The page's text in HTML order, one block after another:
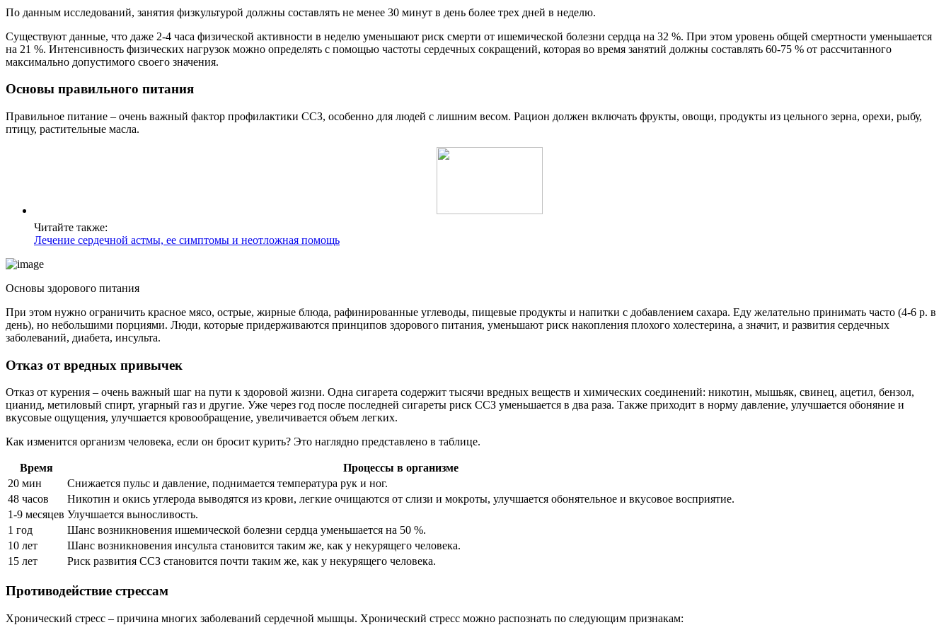
По данным исследований, занятия физкультурой должны составлять не менее 30 минут в день более трех дней в неделю.
Существуют данные, что даже 2-4 часа физической активности в неделю уменьшают риск смерти от ишемической болезни сердца на 32 %. При этом уровень общей смертности уменьшается
на 21 %. Интенсивность физических нагрузок можно определять с помощью частоты сердечных сокращений, которая во время занятий должны составлять 60-75 % от рассчитанного
максимально допустимого своего значения.
Основы правильного питания
Правильное питание – очень важный фактор профилактики ССЗ, особенно для людей с лишним весом. Рацион должен включать фрукты, овощи, продукты из цельного зерна, орехи, рыбу,
птицу, растительные масла.
Читайте также:
Лечение сердечной астмы, ее симптомы и неотложная помощь
Основы здорового питания
При этом нужно ограничить красное мясо, острые, жирные блюда, рафинированные углеводы, пищевые продукты и напитки с добавлением сахара. Еду желательно принимать часто (4-6 р. в
день), но небольшими порциями. Люди, которые придерживаются принципов здорового питания, уменьшают риск накопления плохого холестерина, а значит, и развития сердечных
заболеваний, диабета, инсульта.
Отказ от вредных привычек
Отказ от курения – очень важный шаг на пути к здоровой жизни. Одна сигарета содержит тысячи вредных веществ и химических соединений: никотин, мышьяк, свинец, ацетил, бензол,
цианид, метиловый спирт, угарный газ и другие. Уже через год после последней сигареты риск ССЗ уменьшается в два раза. Также приходит в норму давление, улучшается обоняние и
вкусовые ощущения, улучшается кровообращение, увеличивается объем легких.
Как изменится организм человека, если он бросит курить? Это наглядно представлено в таблице.
Время
Процессы в организме
20 мин
Снижается пульс и давление, поднимается температура рук и ног.
48 часов
Никотин и окись углерода выводятся из крови, легкие очищаются от слизи и мокроты, улучшается обонятельное и вкусовое восприятие.
1-9 месяцев Улучшается выносливость.
1 год
Шанс возникновения ишемической болезни сердца уменьшается на 50 %.
10 лет
Шанс возникновения инсульта становится таким же, как у некурящего человека.
15 лет
Риск развития ССЗ становится почти таким же, как у некурящего человека.
Противодействие стрессам
Хронический стресс – причина многих заболеваний сердечной мышцы. Хронический стресс можно распознать по следующим признакам: